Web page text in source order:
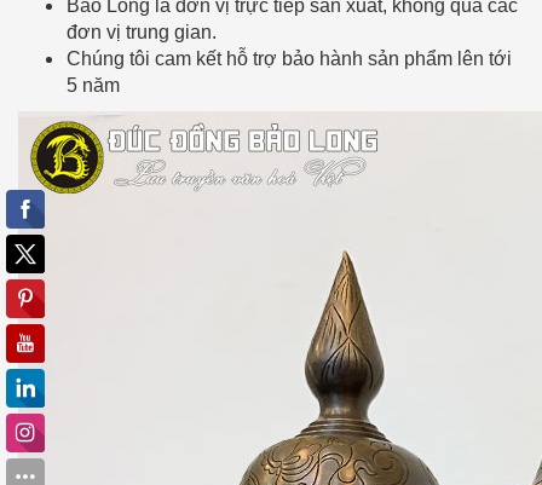
Bảo Long là đơn vị trực tiếp sản xuất, không qua các
đơn vị trung gian.
Chúng tôi cam kết hỗ trợ bảo hành sản phẩm lên tới
5 năm